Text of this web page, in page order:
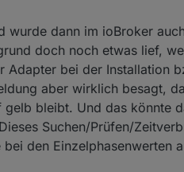
Ich gehe davon aus, dass Du
sauber neu installiert und auf
auf IP 0.0.0.0 Port 9522 zu
ich versuche eine zweite
System laufen. Schau doch
wurde dann im ioBroker
doch noch etwas lief,
Adapter bei der Installation
aber wirklich besagt,
bleibt. Und das könnte
Suchen/Prüfen/
den Einzelphasenwerten